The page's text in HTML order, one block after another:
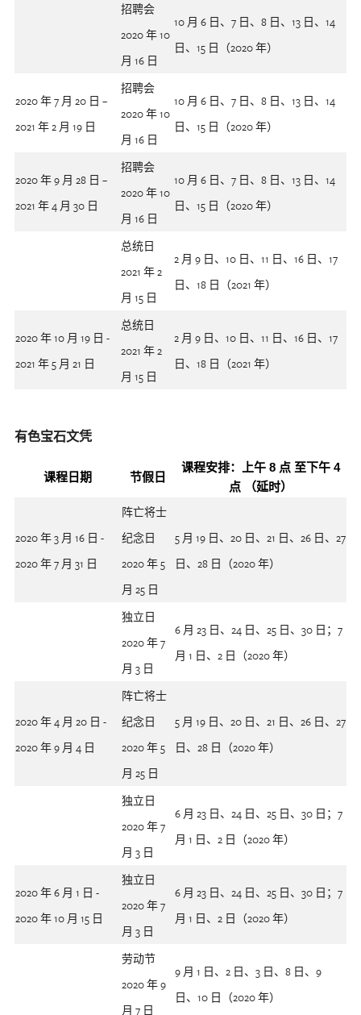
招聘会
2020 年 10
月 16 日
10 月 6 日、7 日、8 日、13 日、14
日、15 日（2020 年）
2020 年 7 月 20 日 –
2021 年 2 月 19 日
招聘会
2020 年 10
月 16 日
10 月 6 日、7 日、8 日、13 日、14
日、15 日（2020 年）
2020 年 9 月 28 日 –
2021 年 4 月 30 日
招聘会
2020 年 10
月 16 日
10 月 6 日、7 日、8 日、13 日、14
日、15 日（2020 年）
总统日
2021 年 2
月 15 日
2 月 9 日、10 日、11 日、16 日、17
日、18 日（2021 年）
2020 年 10 月 19 日 -
2021 年 5 月 21 日
总统日
2021 年 2
月 15 日
2 月 9 日、10 日、11 日、16 日、17
日、18 日（2021 年）
有色宝石文凭
课程日期 节假日
课程安排：上午 8 点 至下午 4
点 （延时）
2020 年 3 月 16 日 -
2020 年 7 月 31 日
阵亡将士
纪念日
2020 年 5
月 25 日
5 月 19 日、20 日、21 日、26 日、27
日、28 日（2020 年）
独立日
2020 年 7
月 3 日
6 月 23 日、24 日、25 日、30 日；7
月 1 日、2 日（2020 年）
2020 年 4 月 20 日 -
2020 年 9 月 4 日
阵亡将士
纪念日
2020 年 5
月 25 日
5 月 19 日、20 日、21 日、26 日、27
日、28 日（2020 年）
独立日
2020 年 7
月 3 日
6 月 23 日、24 日、25 日、30 日；7
月 1 日、2 日（2020 年）
2020 年 6 月 1 日 -
2020 年 10 月 15 日
独立日
2020 年 7
月 3 日
6 月 23 日、24 日、25 日、30 日；7
月 1 日、2 日（2020 年）
劳动节
2020 年 9
月 7 日
9 月 1 日、2 日、3 日、8 日、9
日、10 日（2020 年）